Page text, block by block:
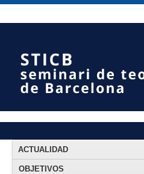
ACTUALIDAD
OBJETIVOS